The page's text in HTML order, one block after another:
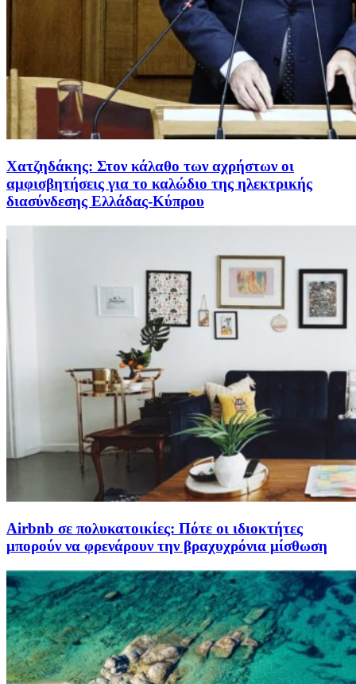
Χατζηδάκης: Στον κάλαθο των αχρήστων οι
αμφισβητήσεις για το καλώδιο της ηλεκτρικής
διασύνδεσης Ελλάδας-Κύπρου
Airbnb σε πολυκατοικίες: Πότε οι ιδιοκτήτες
μπορούν να φρενάρουν την βραχυχρόνια μίσθωση